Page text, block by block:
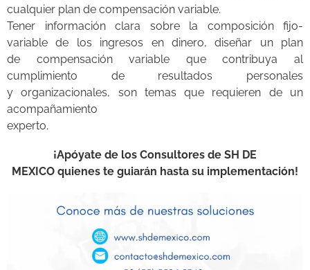
cualquier plan de compensación variable.
Tener información clara sobre la composición fijo-
variable de los ingresos en dinero, diseñar un plan
de compensación variable que contribuya al
cumplimiento de resultados personales
y organizacionales, son temas que requieren de un
acompañamiento
experto.
¡Apóyate de los Consultores de SH DE
MEXICO quienes te guiarán hasta su implementación!